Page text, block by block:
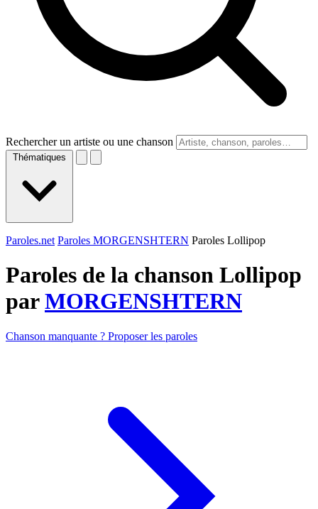
Rechercher un artiste ou une chanson
Thématiques
Paroles.net Paroles MORGENSHTERN Paroles Lollipop
Paroles de la chanson Lollipop
parMORGENSHTERN
Chanson manquante ? Proposer les paroles